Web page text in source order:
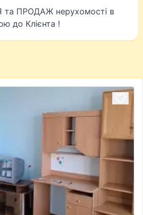
ПРОДАЖ нерухомості в
до Клієнта !